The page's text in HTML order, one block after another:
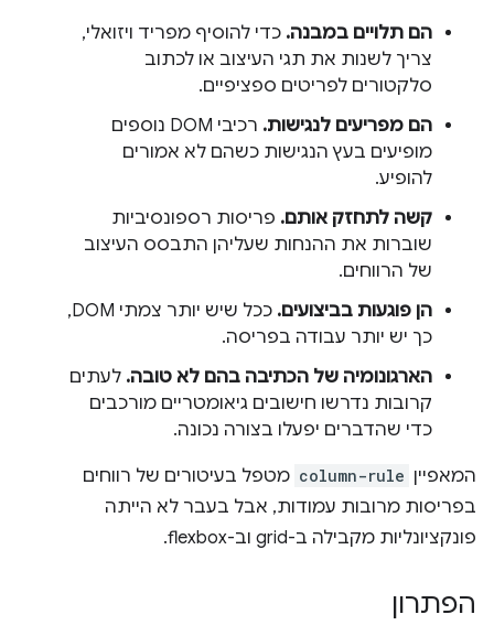
הם תלויים במבנה. כדי להוסיף מפריד ויזואלי,
צריך לשנות את תגי העיצוב או לכתוב
סלקטורים לפריטים ספציפיים.
הם מפריעים לנגישות.
רכיבי DOM נוספים
מופיעים בעץ הנגישות כשהם לא אמורים
להופיע.
קשה לתחזק אותם. פריסות רספונסיביות
שוברות את ההנחות שעליהן התבסס העיצוב
של הרווחים.
הן פוגעות בביצועים.
ככל שיש יותר צמתי DOM,
כך יש יותר עבודה בפריסה.
הארגונומיה של הכתיבה בהם לא טובה. לעתים
קרובות נדרשו חישובים גיאומטריים מורכבים
כדי שהדברים יפעלו בצורה נכונה.
המאפיין column-rule מטפל בעיטורים של רווחים
בפריסות מרובות עמודות, אבל בעבר לא הייתה
פונקציונליות מקבילה ב-grid וב-flexbox.
הפתרון